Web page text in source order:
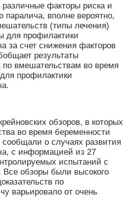
факторы риска и
паралича, вполне вероятно,
(типы лечения)
для профилактики
за счет снижения факторов
результаты
по вмешательствам во время
профилактики
обзоров, в которых
во время беременности
о случаях развития
с информацией из 27
испытаний с
Все обзоры были высокого
по
варьировало от очень